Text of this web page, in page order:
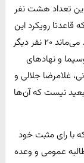
تعداد هشت نفر
رویکرد این
هشت نفر باید موافقت بابرداشتن فیلترینگ باشد. می‌ماند ۲۰ نفر دیگر
و نهادهای
غلامرضا جلالی و
می‌شوند و بعید نیست که آن‌ها
که با رای مثبت خود
عمومی و وعده